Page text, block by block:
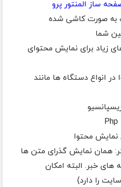
ساز المنتور پرو
صورت کاشی شده
شما
زیاد برای نمایش محتوای
انواع دستگاه ها مانند
محتوا
همان نمایش گذرای متن ها
های خبر. البته امکان
را دارد)